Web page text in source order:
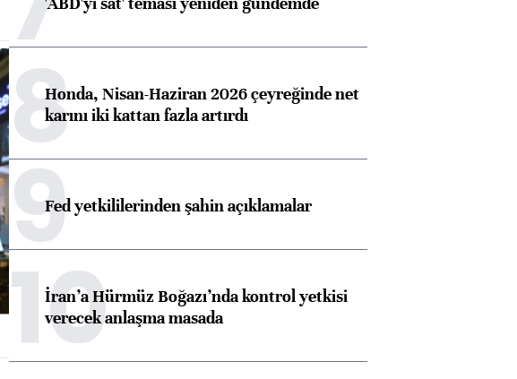
8Honda, Nisan-Haziran 2026 çeyreğinde net
karını iki kattan fazla artırdı
9Fed yetkililerinden şahin açıklamalar
10
İran’a Hürmüz Boğazı’nda kontrol yetkisi
verecek anlaşma masada